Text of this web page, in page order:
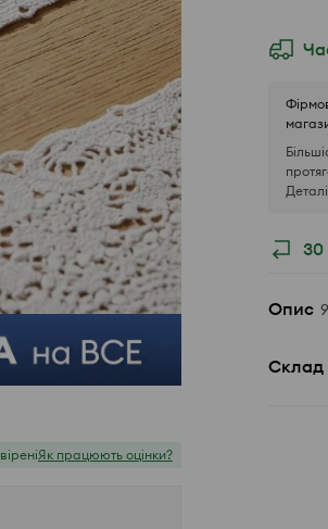
30
Опис
Склад
Як працюють оцінки?